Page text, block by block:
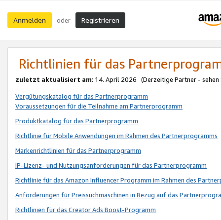
Anmelden oder Registrieren
Richtlinien für das
zuletzt aktualisiert am: 14. April 2026 (Derzeitige Partner - sehen
Vergütungskatalog für das Partnerprogramm
Voraussetzungen für die Teilnahme am Partnerprogramm
Produktkatalog für das Partnerprogramm
Richtlinie für Mobile Anwendungen im Rahmen des Partnerprogramms
Markenrichtlinien für das Partnerprogramm
IP-Lizenz- und Nutzungsanforderungen für das Partnerprogramm
Richtlinie für das Amazon Influencer Programm im Rahmen des
Anforderungen für Preissuchmaschinen in Bezug auf das
Richtlinien für das Creator Ads Boost-Programm